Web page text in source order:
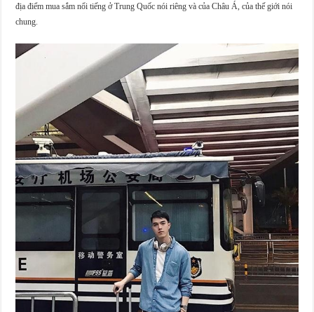
địa điểm mua sắm nổi tiếng ở Trung Quốc nói riêng và của Châu Á, của thế giới nói
chung.